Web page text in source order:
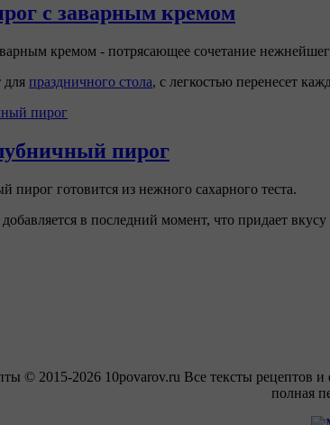
с заварным кремом
кремом - потрясающее сочетание
для праздничного стола, с легкостью перенесет
пирог
готовится из нежного сахарного теста.
в последний момент, что придает
© 2015-2026 10povarov.ru Все тексты рецептов
полная